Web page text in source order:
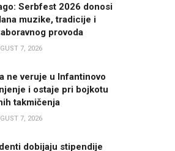
Serbfest 2026 donosi
muzike, tradicije i
provoda
7, 2026
ne veruje u Infantinovo
i ostaje pri bojkotu
takmičenja
7, 2026
dobijaju stipendije